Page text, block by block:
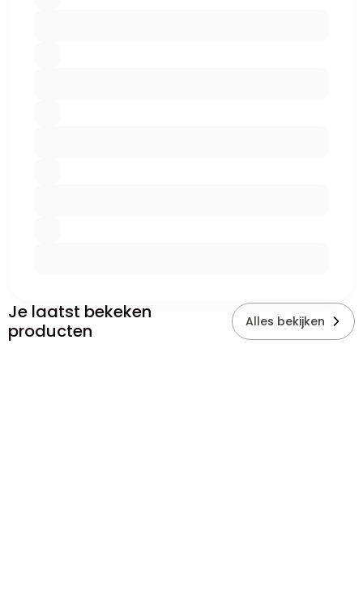
Je laatst bekeken
producten
Alles bekijken